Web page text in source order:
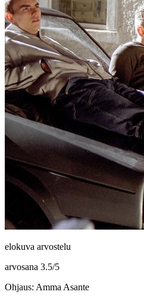
elokuva arvostelu
arvosana 3.5/5
Ohjaus: Amma Asante